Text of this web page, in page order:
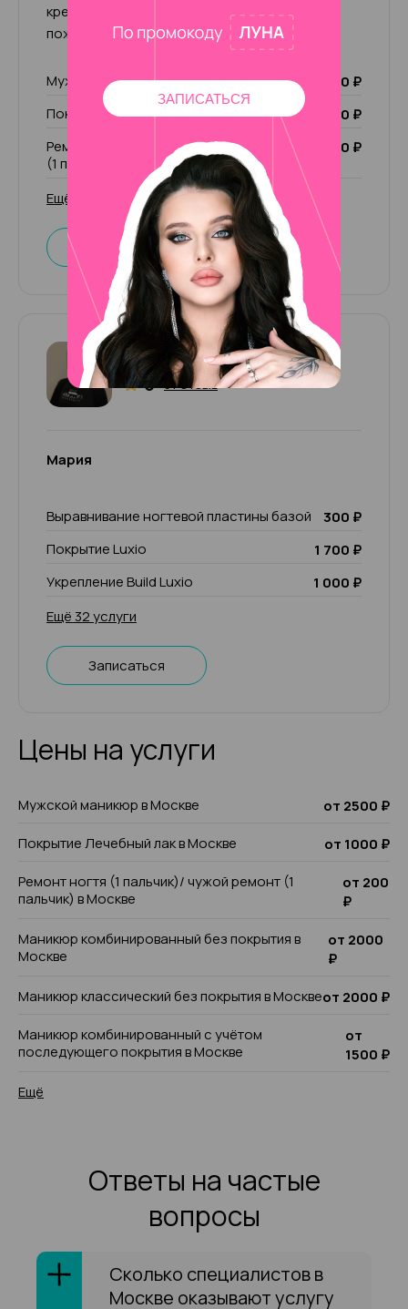
креативные решения и всегда исполняю
пожелания клиентов!
Мужской маникюр
2 500 ₽
Покрытие Лечебный лак
1 000 ₽
Ремонт ногтя (1 пальчик)/ чужой ремонт
(1 пальчик)
200 ₽
Ещё 53 услуги
Записаться
Мария
5 31 отзыв
Мария
Выравнивание ногтевой пластины базой
300 ₽
Покрытие Luxio
1 700 ₽
Укрепление Build Luxio
1 000 ₽
Ещё 32 услуги
Записаться
Цены на услуги
Мужской маникюр в Москве
от 2500 ₽
Покрытие Лечебный лак в Москве
от 1000 ₽
Ремонт ногтя (1 пальчик)/ чужой ремонт (1
пальчик) в Москве
от 200
₽
Маникюр комбинированный без покрытия в
Москве
от 2000
₽
Маникюр классический без покрытия в Москвеот 2000 ₽
Маникюр комбинированный с учётом
последующего покрытия в Москве
от
1500 ₽
Ещё
Ответы на частые
вопросы
Сколько специалистов в
Москве оказывают услугу
ЗАПИСАТЬСЯ